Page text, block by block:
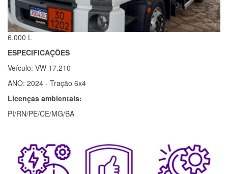
6.000 L
ESPECIFICAÇÕES
Veículo: VW 17.210
ANO: 2024 - Tração 6x4
Licenças ambientais:
PI/RN/PE/CE/MG/BA